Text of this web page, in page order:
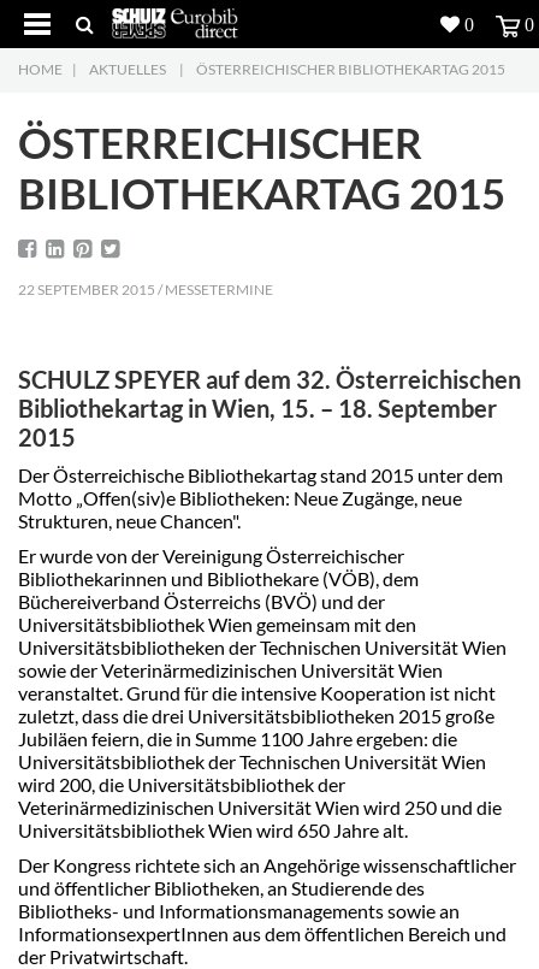
5
Produkte
Projekte
Inspiration
Download
5
Kontakt
HOME | AKTUELLES | ÖSTERREICHISCHER BIBLIOTHEKARTAG 2015
ÖSTERREICHISCHER
BIBLIOTHEKARTAG 2015
22 SEPTEMBER 2015 / MESSETERMINE
SCHULZ SPEYER auf dem 32. Österreichischen
Bibliothekartag in Wien, 15. – 18. September
2015
Der Österreichische Bibliothekartag stand 2015 unter dem
Motto „Offen(siv)e Bibliotheken: Neue Zugänge, neue
Strukturen, neue Chancen".
Er wurde von der Vereinigung Österreichischer
Bibliothekarinnen und Bibliothekare (VÖB), dem
Büchereiverband Österreichs (BVÖ) und der
Universitätsbibliothek Wien gemeinsam mit den
Universitätsbibliotheken der Technischen Universität Wien
sowie der Veterinärmedizinischen Universität Wien
veranstaltet. Grund für die intensive Kooperation ist nicht
zuletzt, dass die drei Universitätsbibliotheken 2015 große
Jubiläen feiern, die in Summe 1100 Jahre ergeben: die
Universitätsbibliothek der Technischen Universität Wien
wird 200, die Universitätsbibliothek der
Veterinärmedizinischen Universität Wien wird 250 und die
Universitätsbibliothek Wien wird 650 Jahre alt.
Der Kongress richtete sich an Angehörige wissenschaftlicher
und öffentlicher Bibliotheken, an Studierende des
Bibliotheks- und Informationsmanagements sowie an
InformationsexpertInnen aus dem öffentlichen Bereich und
der Privatwirtschaft.
0 0